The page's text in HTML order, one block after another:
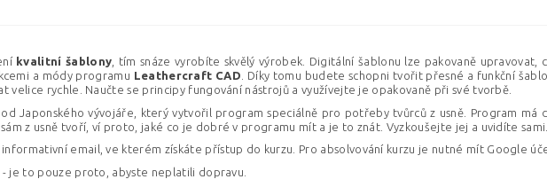
kvalitní šablony , tím snáze vyrobíte skvělý výrobek. Digitální šablonu lze pakovaně upravovat,
a módy programu Leathercraft CAD . Díky tomu budete schopni tvořit přesné a funkční
velice rychle. Naučte se principy fungování nástrojů a využívejte je opakovaně při své tvorbě.
Japonského vývojáře, který vytvořil program speciálně pro potřeby tvůrců z usně. Program
z usně tvoří, ví proto, jaké co je dobré v programu mít a je to znát. Vyzkoušejte jej a uvidíte
informativní email, ve kterém získáte přístup do kurzu. Pro absolvování kurzu je nutné mít Google
je to pouze proto, abyste neplatili dopravu.